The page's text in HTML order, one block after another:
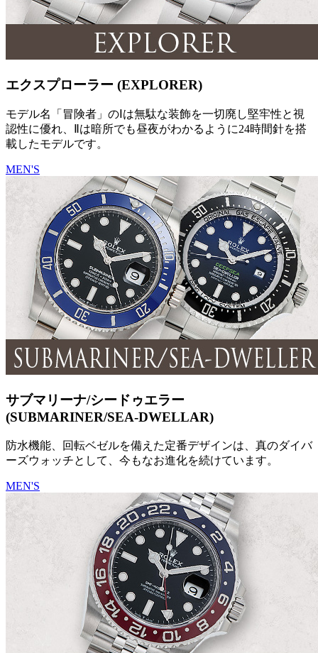
エクスプローラー (EXPLORER)
モデル名「冒険者」のⅠは無駄な装飾を一切廃し堅牢性と視
認性に優れ、Ⅱは暗所でも昼夜がわかるように24時間針を搭
載したモデルです。
MEN'S
サブマリーナ/シードゥエラー
(SUBMARINER/SEA-DWELLAR)
防水機能、回転ベゼルを備えた定番デザインは、真のダイバ
ーズウォッチとして、今もなお進化を続けています。
MEN'S